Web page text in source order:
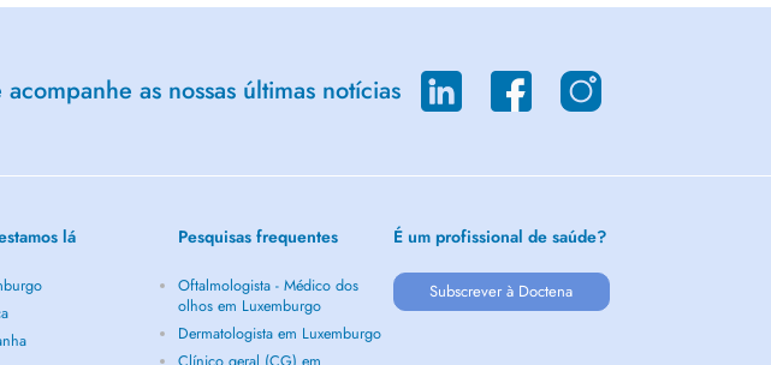
acompanhe as nossas últimas notícias
lá Pesquisas frequentes
Oftalmologista - Médico dos
olhos em Luxemburgo
Dermatologista em Luxemburgo
É um profissional de saúde?
Subscrever à Doctena